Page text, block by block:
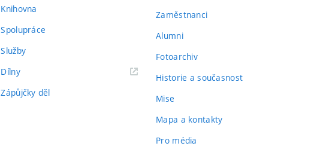
Knihovna
Spolupráce
Služby
Dílny
Zápůjčky děl
Zaměstnanci
Alumni
Fotoarchiv
Historie a současnost
Mise
Mapa a kontakty
Pro média